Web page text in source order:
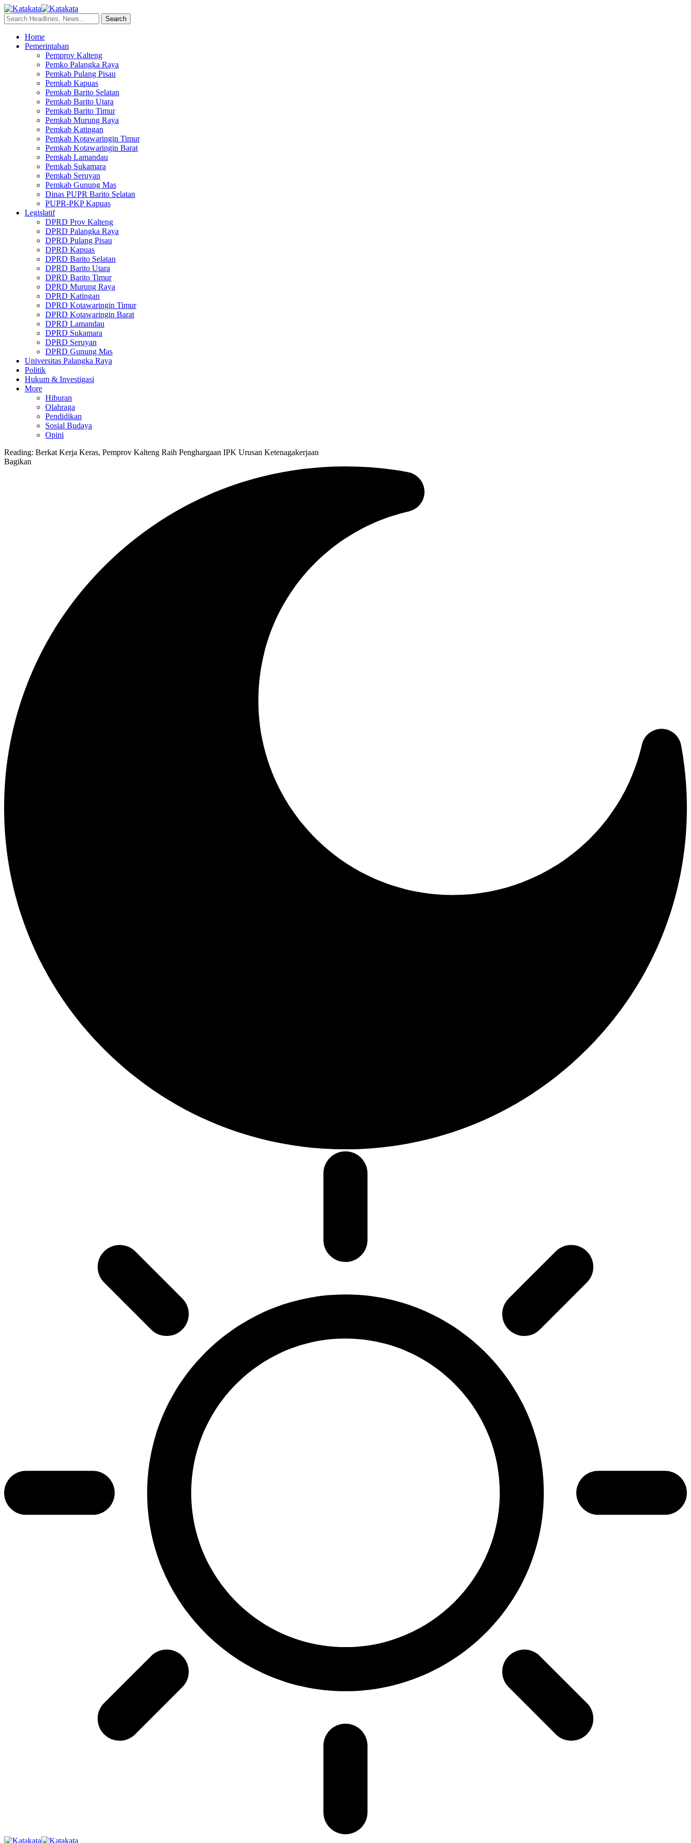
Home
Pemerintahan
Pemprov Kalteng
Pemko Palangka Raya
Pemkab Pulang Pisau
Pemkab Kapuas
Pemkab Barito Selatan
Pemkab Barito Utara
Pemkab Barito Timur
Pemkab Murung Raya
Pemkab Katingan
Pemkab Kotawaringin Timur
Pemkab Kotawaringin Barat
Pemkab Lamandau
Pemkab Sukamara
Pemkab Seruyan
Pemkab Gunung Mas
Dinas PUPR Barito Selatan
PUPR-PKP Kapuas
Legislatif
DPRD Prov Kalteng
DPRD Palangka Raya
DPRD Pulang Pisau
DPRD Kapuas
DPRD Barito Selatan
DPRD Barito Utara
DPRD Barito Timur
DPRD Murung Raya
DPRD Katingan
DPRD Kotawaringin Timur
DPRD Kotawaringin Barat
DPRD Lamandau
DPRD Sukamara
DPRD Seruyan
DPRD Gunung Mas
Universitas Palangka Raya
Politik
Hukum & Investigasi
More
Hiburan
Olahraga
Pendidikan
Sosial Budaya
Opini
Reading: Berkat Kerja Keras, Pemprov Kalteng Raih Penghargaan IPK Urusan Ketenagakerjaan
Bagikan